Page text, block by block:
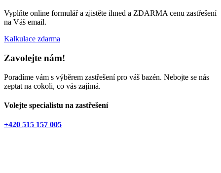
Vyplňte online formulář a zjistěte ihned a ZDARMA cenu zastřešení
na Váš email.
Kalkulace zdarma
Zavolejte nám!
Poradíme vám s výběrem zastřešení pro váš bazén. Nebojte se nás
zeptat na cokoli, co vás zajímá.
Volejte specialistu na zastřešení
+420 515 157 005